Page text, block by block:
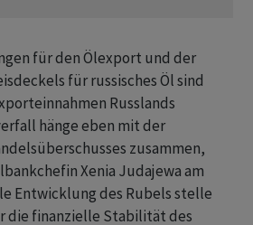
für den Ölexport und der
für russisches Öl sind
Russlands
hänge eben mit der
zusammen,
Xenia Judajewa am
Entwicklung des Rubels stelle
die finanzielle Stabilität des